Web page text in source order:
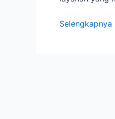
Jasa
Selengkapnya